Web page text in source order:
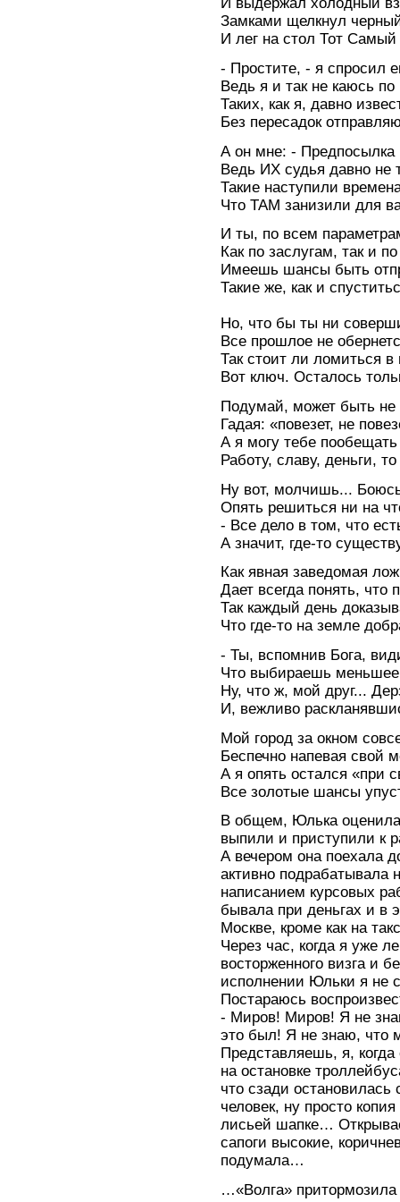
Замками щелкнул
И лег на стол Тот Самый
- Простите, - я спросил
Ведь я и так не каюсь
Таких, как я, давно
Без пересадок
А он мне: - Предпосылка
Ведь ИХ судья давно не
Такие наступили
Что ТАМ занизили для
И ты, по всем
Как по заслугам, так и
Имеешь шансы быть
Такие же, как и
Но, что бы ты ни
Все прошлое не
Так стоит ли ломиться
Вот ключ. Осталось
Подумай, может быть не
Гадая: «повезет, не
А я могу тебе пообещать
Работу, славу, деньги,
Ну вот, молчишь...
Опять решиться ни на
- Все дело в том, что
А значит, где-то
Как явная заведомая
Дает всегда понять, что
Так каждый день
Что где-то на земле
- Ты, вспомнив Бога,
Что выбираешь меньшее
Ну, что ж, мой друг...
И, вежливо
Мой город за окном
Беспечно напевая свой
А я опять остался «при
Все золотые шансы
В общем, Юлька
выпили и приступили к
А вечером она поехала
активно
написанием курсовых
бывала при деньгах и в
Москве, кроме как на
Через час, когда я уже
восторженного визга и
исполнении Юльки я не
Постараюсь
- Миров! Миров! Я не
это был! Я не знаю, что
Представляешь, я,
на остановке
что сзади остановилась
человек, ну просто
лисьей шапке…
сапоги высокие,
подумала…
…«Волга»